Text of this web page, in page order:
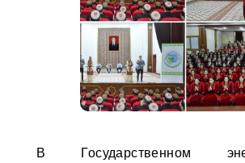
В Государственном